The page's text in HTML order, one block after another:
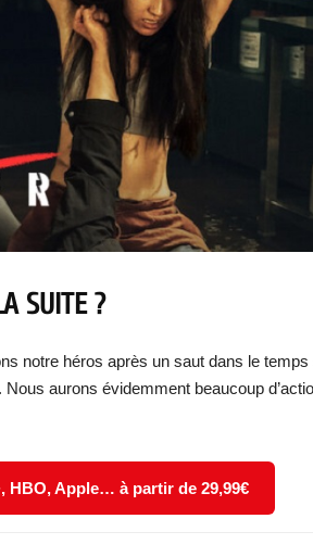
SUITE ?
notre héros après un saut dans le
aurons évidemment beaucoup
HBO, Apple… à partir de 29,99€